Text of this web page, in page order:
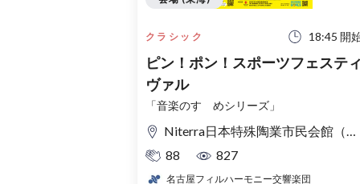
クラシック 18:45 開
ピン！ポン！スポーツフェステ
ヴァル
「音楽のすゝめシリーズ」
Niterra日本特殊陶業市民会館（名古屋市民会館） フォレストホール
88
827
名古屋フィルハーモニー交響楽団